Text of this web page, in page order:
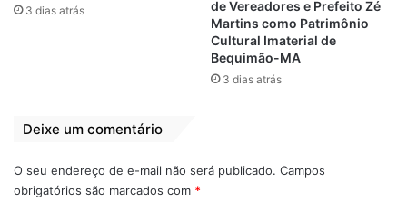
Segundo o Marrapá, Garrone é assessor
comissionado da Assembleia Legislativa do
Maranhão, e também é remunerado por
do comunista Rubens Pereira Junior,
atualmente presta serviço terceirizado à
milionária Informe Comunicação, que faz a
3 dias atrás
de Vereadores e Prefeito Zé
Martins como Patrimônio
Cultural Imaterial de
Bequimão-MA
3 dias atrás
Deixe um comentário
O seu endereço de e-mail não será publicado. Campos
obrigatórios são marcados com *